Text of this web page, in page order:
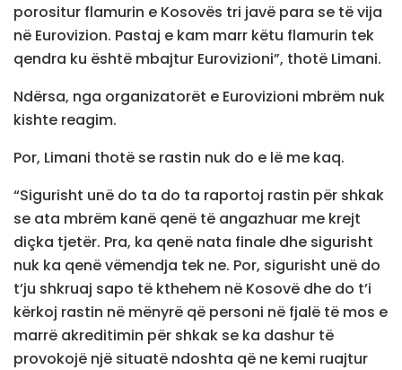
porositur flamurin e Kosovës tri javë para se të vija
në Eurovizion. Pastaj e kam marr këtu flamurin tek
qendra ku është mbajtur Eurovizioni”, thotë Limani.
Ndërsa, nga organizatorët e Eurovizioni mbrëm nuk
kishte reagim.
Por, Limani thotë se rastin nuk do e lë me kaq.
“Sigurisht unë do ta do ta raportoj rastin për shkak
se ata mbrëm kanë qenë të angazhuar me krejt
diçka tjetër. Pra, ka qenë nata finale dhe sigurisht
nuk ka qenë vëmendja tek ne. Por, sigurisht unë do
t’ju shkruaj sapo të kthehem në Kosovë dhe do t’i
kërkoj rastin në mënyrë që personi në fjalë të mos e
marrë akreditimin për shkak se ka dashur të
provokojë një situatë ndoshta që ne kemi ruajtur